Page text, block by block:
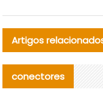
Artigos
conectores